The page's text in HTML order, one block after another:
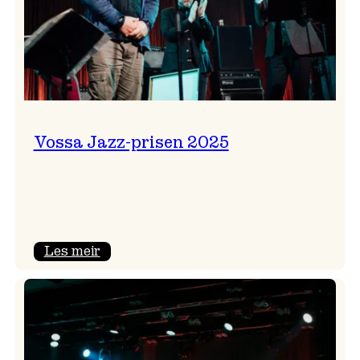
Vossa Jazz-prisen 2025
Les meir:
prisen
2025